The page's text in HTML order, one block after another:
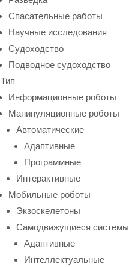
Спасательные работы
Научные исследования
Судоходство
Подводное судоходство
Тип
Информационные роботы
Манипуляционные роботы
Автоматические
Адаптивные
Программные
Интерактивные
Мобильные роботы
Экзоскелетоны
Самодвижущиеся системы
Адаптивные
Интеллектуальные